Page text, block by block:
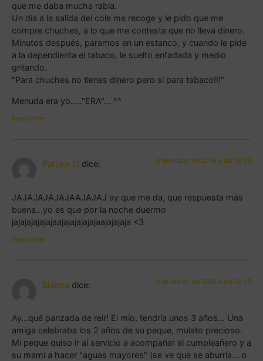
que me daba mucha rabia.
Un dia a la salida del cole me recoge y le pido que me
compre chuches, a lo que me contesta que no lleva dinero.
Minutos después, paramos en un estanco, y cuando le pide
a la dependienta el tabaco, le suelto enfadada y medio
gritando.
"Para chuches no tienes dinero pero si para tabaco!!!"
Menuda era yo….."ERA"… ^^
Responder
Patuka Li dice: 9 de marzo de 2016 a las 12:55
JAJAJAJAJAJAAJAJAJ ay que me da, que respuesta más
buena…yo es que por la noche duermo
jajajajajajajaajajajajajajaajajajaja <3
Responder
Blanca dice: 9 de marzo de 2016 a las 12:35
Ay…qué panzada de reir! El mío, tendría unos 3 años… Una
amiga celebraba los 2 años de su peque, mulato precioso.
Mi peque quiso ir al servicio a acompañar al cumpleañero y a
su mami a hacer "aguas mayores" (se ve que se aburría… o